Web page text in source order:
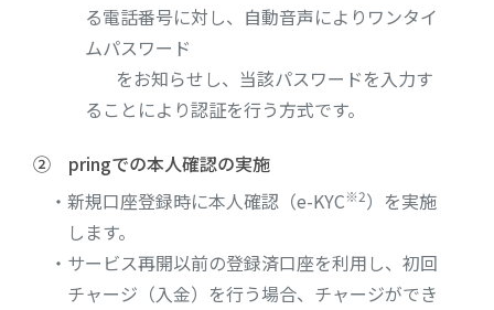
る電話番号に対し、自動音声によりワンタイ
ムパスワード
をお知らせし、当該パスワードを入力す
ることにより認証を行う方式です。
② pringでの本人確認の実施
・新規口座登録時に本人確認（e-KYC※2）を実施
します。
・サービス再開以前の登録済口座を利用し、初回
チャージ（入金）を行う場合、チャージができ